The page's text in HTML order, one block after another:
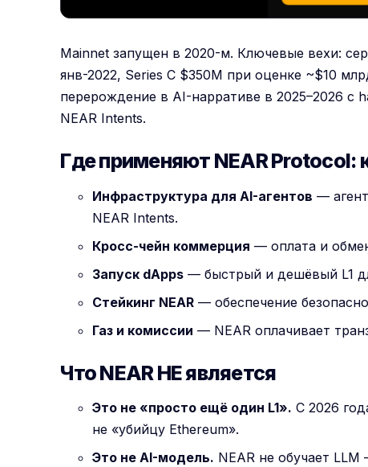
Mainnet запущен в 2020-м. Ключевые вехи:
янв-2022, Series C $350M при оценке ~$10
перерождение в AI-нарративе в 2025–2026 с
NEAR Intents.
Где применяют NEAR Protocol:
Инфраструктура для AI-агентов —
NEAR Intents.
Кросс-чейн коммерция — оплата и
Запуск dApps — быстрый и дешёвый L1
Стейкинг NEAR — обеспечение
Газ и комиссии — NEAR оплачивает
Что NEAR НЕ является
Это не «просто ещё один L1». С 2026
не «убийцу Ethereum».
Это не AI-модель. NEAR не обучает